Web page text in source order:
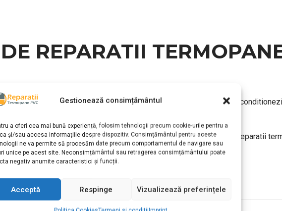
Gestionează consimțământul
a oferi cea mai bună experiență, folosim tehnologii precum cookie-urile pentru a
și/sau accesa informațiile despre dispozitiv. Consimțământul pentru aceste
ne va permite să procesăm date precum comportamentul de navigare sau
unice pe acest site. Neconsimțământul sau retragerea consimțământului poate
negativ anumite caracteristici și funcții.
Acceptă Respinge Vizualizează preferințele
REPARATII
dereparatii termopane si plase de tantari. Fie ca iti doresti sa
din Bucuresti. Zonele din Bucuresti unde oferim servicii rapide de reparatii
urmatoarele:
Bucuresti